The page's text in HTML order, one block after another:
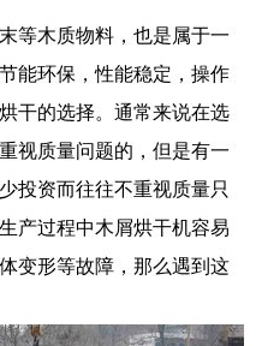
等木质物料，也是属于一
能环保，性能稳定，操作
干的选择。通常来说在选
视质量问题的，但是有一
投资而往往不重视质量只
产过程中木屑烘干机容易
变形等故障，那么遇到这